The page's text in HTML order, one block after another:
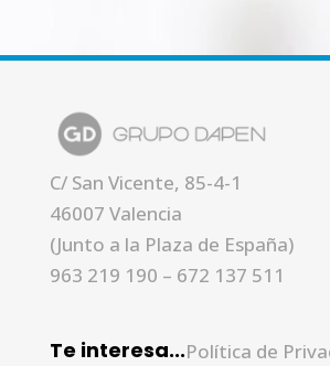
C/ San Vicente, 85-4-1
46007 Valencia
(Junto a la Plaza de España)
963 219 190 – 672 137 511
Te interesa...Política de